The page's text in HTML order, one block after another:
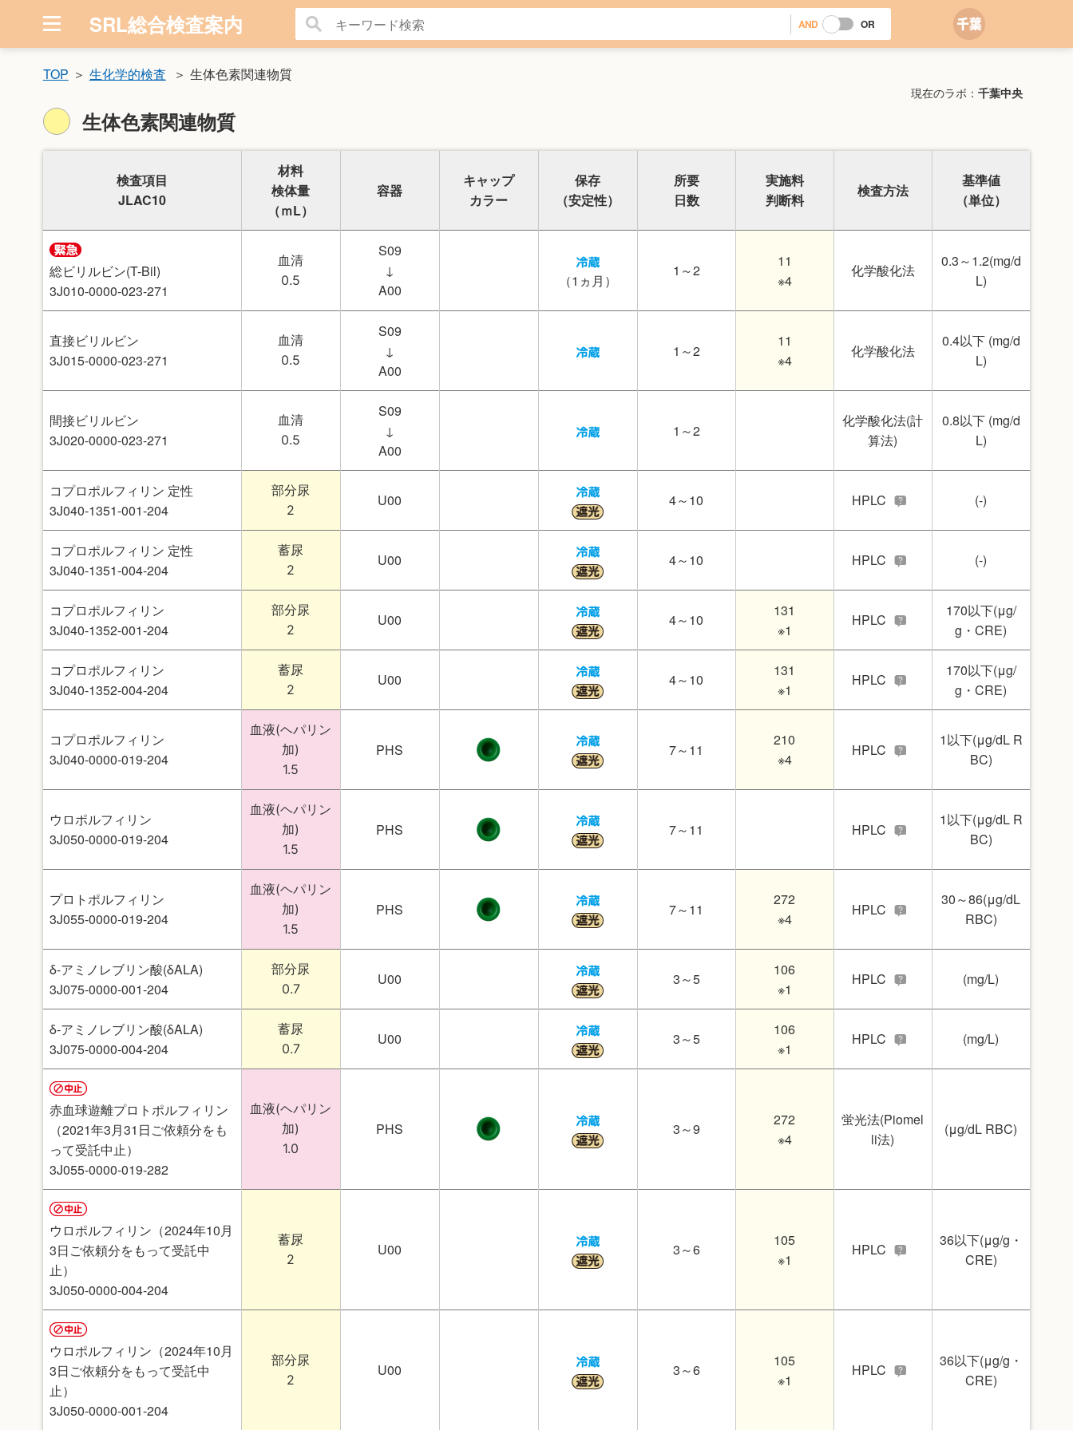
SRL総合検査案内 AND OR
TOP 生化学的検査 生体色素関連物質
現在のラボ： 千葉中央
生体色素関連物質
検査項目
JLAC10
材料
検体量
（ｍL）
容器
キャップ
カラー
保存
（安定性）
所要
日数
実施料
判断料
検査方法
基準値
（単位）
総ビリルビン(T-Bil)
3J010-0000-023-271
血清
0.5
S09
↓
A00
（1ヵ月）
1～2
11
※4
化学酸化法
0.3～1.2(mg/d
L)
直接ビリルビン
3J015-0000-023-271
血清
0.5
S09
↓
A00
1～2
11
※4
化学酸化法
0.4以下 (mg/d
L)
間接ビリルビン
3J020-0000-023-271
血清
0.5
S09
↓
A00
1～2
化学酸化法(計
算法)
0.8以下 (mg/d
L)
コプロポルフィリン 定性
3J040-1351-001-204
部分尿
2
U00 4～10 HPLC (-)
コプロポルフィリン 定性
3J040-1351-004-204
蓄尿
2
U00 4～10 HPLC (-)
コプロポルフィリン
3J040-1352-001-204
部分尿
2
U00 4～10
131
※1
HPLC
170以下(μg/
g・CRE)
コプロポルフィリン
3J040-1352-004-204
蓄尿
2
U00 4～10
131
※1
HPLC
170以下(μg/
g・CRE)
コプロポルフィリン
3J040-0000-019-204
血液(ヘパリン
加)
1.5
PHS 7～11
210
※4
HPLC
1以下(μg/dL R
BC)
ウロポルフィリン
3J050-0000-019-204
血液(ヘパリン
加)
1.5
PHS 7～11 HPLC
1以下(μg/dL R
BC)
プロトポルフィリン
3J055-0000-019-204
血液(ヘパリン
加)
1.5
PHS 7～11
272
※4
HPLC
30～86(μg/dL
RBC)
δ-アミノレブリン酸(δALA)
3J075-0000-001-204
部分尿
0.7
U00 3～5
106
※1
HPLC (mg/L)
δ-アミノレブリン酸(δALA)
3J075-0000-004-204
蓄尿
0.7
U00 3～5
106
※1
HPLC (mg/L)
赤血球遊離プロトポルフィリン
（2021年3月31日ご依頼分をも
って受託中止）
3J055-0000-019-282
血液(ヘパリン
加)
1.0
PHS 3～9
272
※4
蛍光法(Piomel
li法)
(μg/dL RBC)
ウロポルフィリン（2024年10月
3日ご依頼分をもって受託中
止）
3J050-0000-004-204
蓄尿
2
U00 3～6
105
※1
HPLC
36以下(μg/g・
CRE)
ウロポルフィリン（2024年10月
3日ご依頼分をもって受託中
止）
3J050-0000-001-204
部分尿
2
U00 3～6
105
※1
HPLC
36以下(μg/g・
CRE)